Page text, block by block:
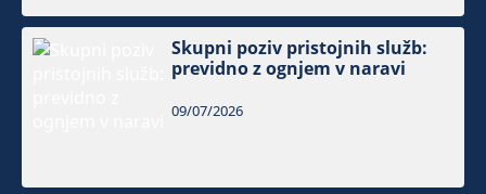
Skupni poziv pristojnih služb:
previdno z ognjem v naravi
09/07/2026